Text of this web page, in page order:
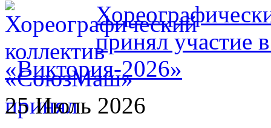
принял участие
«Виктория-2026»
25 Июль 2026